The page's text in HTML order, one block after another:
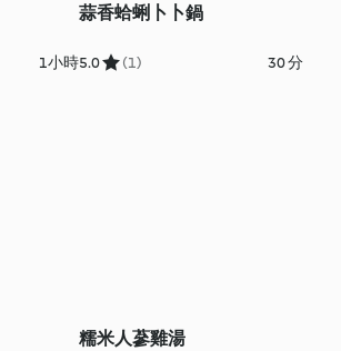
1小時
蒜香蛤蜊卜卜鍋
5.0 (1) 30 分
糯米人蔘雞湯